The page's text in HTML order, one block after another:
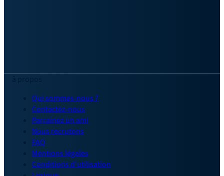
Qui sommes-nous ?
Contactez-nous
Parrainez un ami
Nous recrutons
FAQ
Mentions légales
Conditions d'utilisation